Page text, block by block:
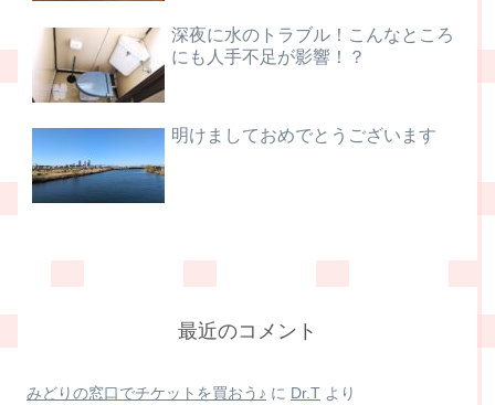
深夜に水のトラブル！こんなところ
にも人手不足が影響！？
明けましておめでとうございます
最近のコメント
みどりの窓口でチケットを買おう♪ に Dr.T より